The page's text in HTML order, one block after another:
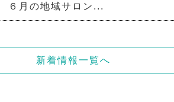
６月の地域サロン...
新着情報一覧へ